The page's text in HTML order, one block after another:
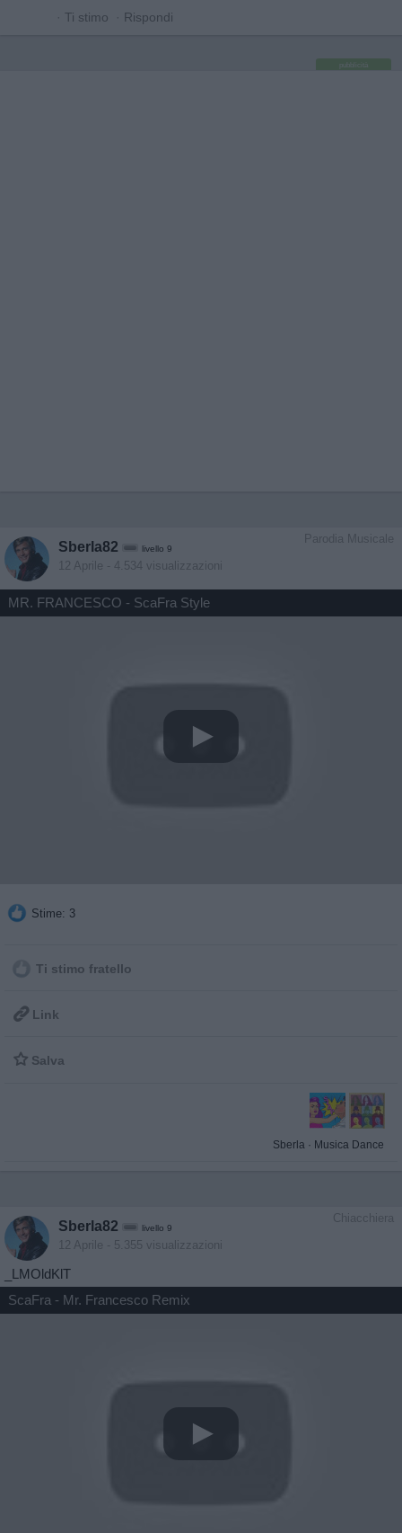
· Ti stimo · Rispondi
pubblicità
Parodia Musicale
Sberla82 livello 9
12 Aprile - 4.534 visualizzazioni
MR. FRANCESCO - ScaFra Style
Stime: 3
Ti stimo fratello
 Link
 Salva
Sberla · Musica Dance
Chiacchiera
Sberla82 livello 9
12 Aprile - 5.355 visualizzazioni
_LMOldKlT
ScaFra - Mr. Francesco Remix